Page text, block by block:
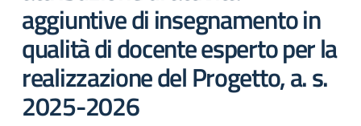
aggiuntive di insegnamento in
qualità di docente esperto per la
realizzazione del Progetto, a. s.
2025-2026